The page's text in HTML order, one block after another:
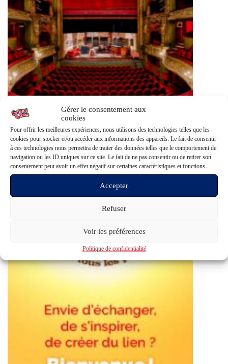
Gérer le consentement aux
cookies
Pour offrir les meilleures expériences, nous utilisons des technologies telles que les
cookies pour stocker et/ou accéder aux informations des appareils. Le fait de consentir
à ces technologies nous permettra de traiter des données telles que le comportement de
navigation ou les ID uniques sur ce site. Le fait de ne pas consentir ou de retirer son
consentement peut avoir un effet négatif sur certaines caractéristiques et fonctions.
Accepter
Refuser
Voir les préférences
Politique de confidentialité
05 septembre – 25 ans de Nexus – Paris
En 2025, Nexus célèbre ses 25 ans d’existence. Vingt-
cinq ans de presse indépendante, d’enquêtes
approfondies, de témoignages…
Lire la suite
14 juin 2025